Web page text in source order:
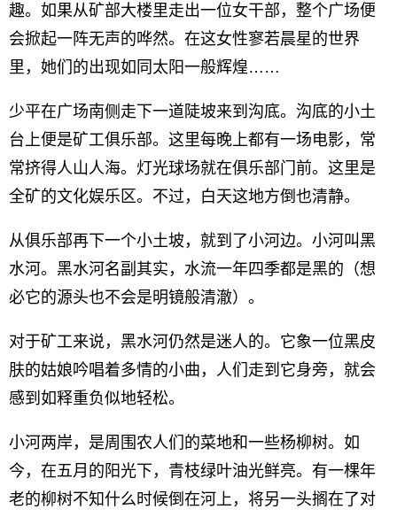
趣。如果从矿部大楼里走出一位女干部，整个广场便
会掀起一阵无声的哗然。在这女性寥若晨星的世界
里，她们的出现如同太阳一般辉煌……
少平在广场南侧走下一道陡坡来到沟底。沟底的小土
台上便是矿工俱乐部。这里每晚上都有一场电影，常
常挤得人山人海。灯光球场就在俱乐部门前。这里是
全矿的文化娱乐区。不过，白天这地方倒也清静。
从俱乐部再下一个小土坡，就到了小河边。小河叫黑
水河。黑水河名副其实，水流一年四季都是黑的（想
必它的源头也不会是明镜般清澈）。
对于矿工来说，黑水河仍然是迷人的。它象一位黑皮
肤的姑娘吟唱着多情的小曲，人们走到它身旁，就会
感到如释重负似地轻松。
小河两岸，是周围农人们的菜地和一些杨柳树。如
今，在五月的阳光下，青枝绿叶油光鲜亮。有一棵年
老的柳树不知什么时候倒在河上，将另一头搁在了对